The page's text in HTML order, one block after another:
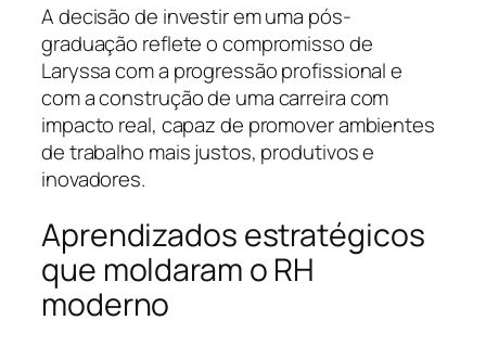
A decisão de investir em uma pós-
graduação reflete o compromisso de
Laryssa com a progressão profissional e
com a construção de uma carreira com
impacto real, capaz de promover ambientes
de trabalho mais justos, produtivos e
inovadores.
Aprendizados estratégicos
que moldaram o RH
moderno